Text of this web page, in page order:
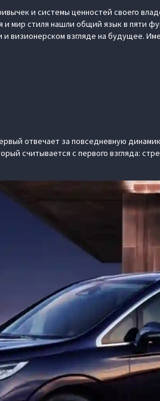
и системы ценностей своего
мир стиля нашли общий язык в пяти
визионерском взгляде на будущее.
отвечает за повседневную
считывается с первого взгляда: